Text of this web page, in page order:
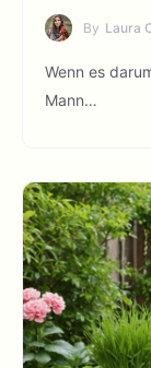
By Laura
Wenn es
Mann…